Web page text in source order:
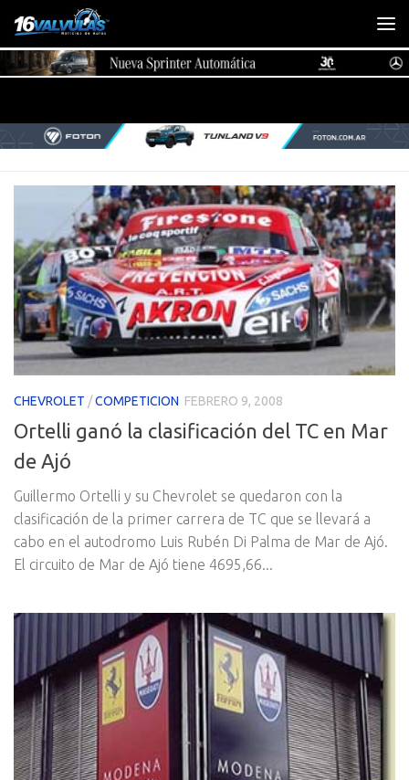
Saltar al contenido
CHEVROLET /COMPETICION FEBRERO 9, 2008
Ortelli ganó la clasificación del TC en Mar
de Ajó
Guillermo Ortelli y su Chevrolet se quedaron con la
clasificación de la primer carrera de TC que se llevará a
cabo en el autodromo Luis Rubén Di Palma de Mar de Ajó.
El circuito de Mar de Ajó tiene 4695,66...